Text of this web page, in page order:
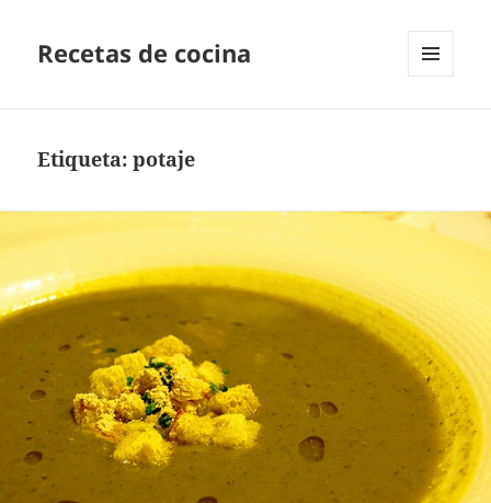
Recetas de cocina
Etiqueta:potaje